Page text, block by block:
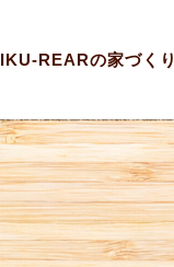
IKU-REARの家づくり